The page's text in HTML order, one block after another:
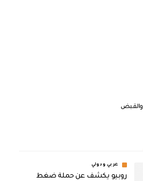
والقبض
عربي ودولي
روبيو يكشف عن حملة ضغط